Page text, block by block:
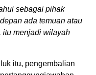
sebagai pihak
ada temuan atau
itu menjadi wilayah
itu, pengembalian